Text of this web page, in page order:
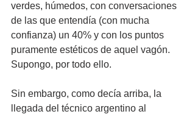
verdes, húmedos, con conversaciones
de las que entendía (con mucha
confianza) un 40% y con los puntos
puramente estéticos de aquel vagón.
Supongo, por todo ello.
Sin embargo, como decía arriba, la
llegada del técnico argentino al